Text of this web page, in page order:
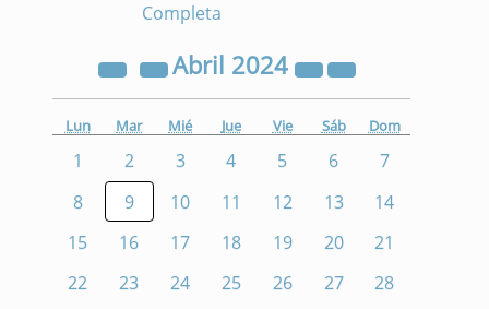
Completa
Abril 2024
Lun Mar Mié Jue Vie Sáb Dom
1 2 3 4 5 6
7
8
9 10 11 12 13
14
15
16 17 18 19 20
21
22
23 24 25 26 27
28